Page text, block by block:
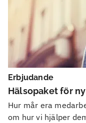
Hälsopaket för
Erbjudande
Hur mår era
om hur vi hjälper